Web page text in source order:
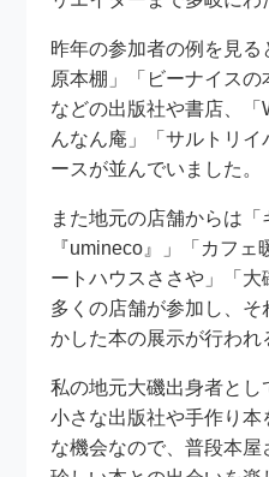
昨年の参加者の例を見
原本棚」「ビーナイスの
などの出版社や書店、
んなん庵」「サルトリ
ースが並んでいました。
また地元の店舗からは
『umineco』」「カフェ
ートハウスささや」「
多くの店舗が参加し、
かした本の展示が行われ
私の地元大磯出身者と
小さな出版社や手作り
な機会なので、普段本